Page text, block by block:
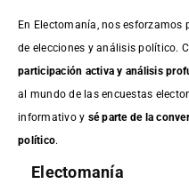
En Electomanía, nos esforzamos
de elecciones y análisis político.
participación activa y análisis
al mundo de las encuestas
informativo y sé parte de la
político.
Electomanía